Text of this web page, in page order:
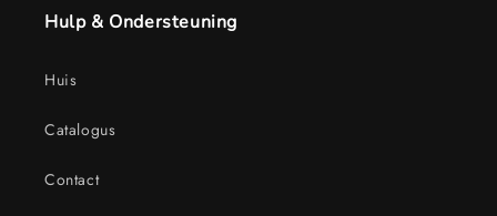
Hulp & Ondersteuning
Huis
Catalogus
Contact